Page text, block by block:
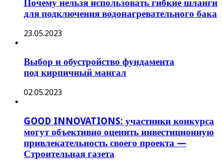
Почему нельзя использовать гибкие шланги
для подключения водонагревательного бака
23.05.2023
Выбор и обустройство фундамента
под кирпичный мангал
02.05.2023
GOOD INNOVATIONS: участники конкурса
могут объективно оценить инвестиционную
привлекательность своего проекта —
Строительная газета